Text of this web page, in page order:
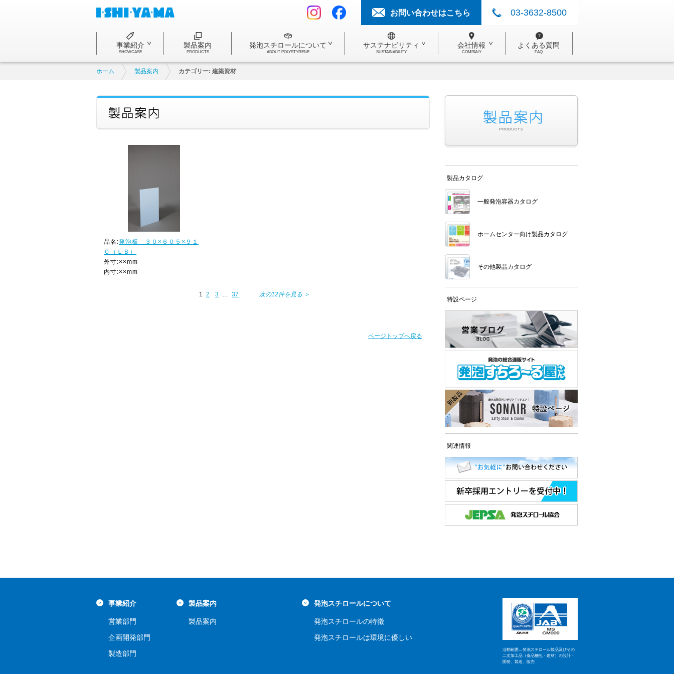
お問い合わせはこちら 03-3632-8500
事業紹介
SHOWCASE
製品案内
PRODUCTS
発泡スチロールについて
ABOUT POLYSTYRENE
サステナビリティ
SUSTAINABILITY
会社情報
COMPANY
よくある質問
FAQ
ホーム 製品案内 カテゴリー: 建築資材
品名:発泡板 ３０×６０５×９１
０（ＬＢ）
外寸:××mm
内寸:××mm
1 2 3 … 37 次の12件を見る ＞
ページトップへ戻る
製品カタログ
一般発泡容器カタログ
ホームセンター向け製品カタログ
その他製品カタログ
特設ページ
関連情報
事業紹介
営業部門
企画開発部門
製造部門
製品案内
製品案内
発泡スチロールについて
発泡スチロールの特徴
発泡スチロールは環境に優しい
活動範囲…発泡スチロール製品及びその
二次加工品（食品梱包・建材）の設計・
開発、製造、販売